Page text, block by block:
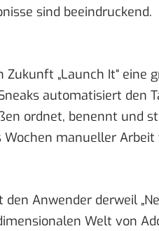
sind beeindruckend.
„Launch It“ eine
automatisiert den
ordnet, benennt und
Wochen manueller
Anwender derweil
Welt von